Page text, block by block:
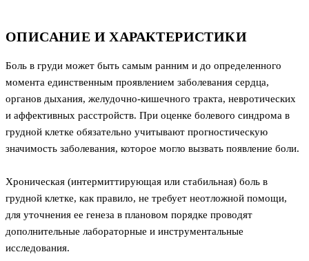
ОПИСАНИЕ И ХАРАКТЕРИСТИКИ
Боль в груди может быть самым ранним и до определенного
момента единственным проявлением заболевания сердца,
органов дыхания, желудочно-кишечного тракта, невротических
и аффективных расстройств. При оценке болевого синдрома в
грудной клетке обязательно учитывают прогностическую
значимость заболевания, которое могло вызвать появление боли.
Хроническая (интермиттирующая или стабильная) боль в
грудной клетке, как правило, не требует неотложной помощи,
для уточнения ее генеза в плановом порядке проводят
дополнительные лабораторные и инструментальные
исследования.